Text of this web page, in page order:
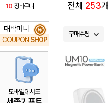
10 장바구니
대박머니
COUPON SHOP
₩
모바일에서도
전체 253개
구매수량